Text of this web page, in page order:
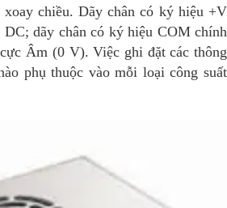
chiều. Dãy chân có ký hiệu +V
dãy chân có ký hiệu COM chính
Âm (0 V). Việc ghi đặt các thông
phụ thuộc vào mỗi loại công suất